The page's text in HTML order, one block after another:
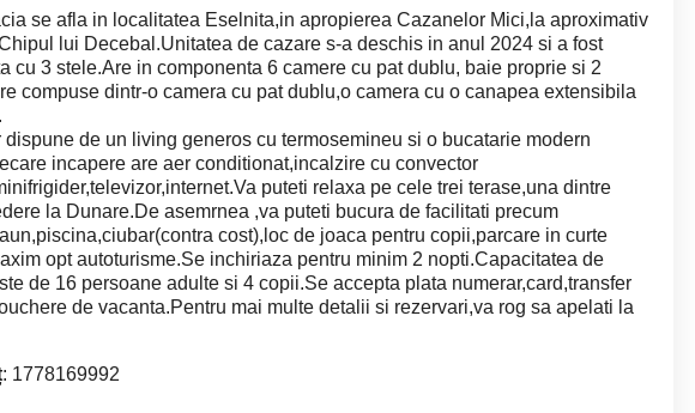
se afla in localitatea Eselnita,in apropierea Cazanelor Mici,la aproximativ
lui Decebal.Unitatea de cazare s-a deschis in anul 2024 si a fost
cu 3 stele.Are in componenta 6 camere cu pat dublu, baie proprie si 2
compuse dintr-o camera cu pat dublu,o camera cu o canapea extensibila
dispune de un living generos cu termosemineu si o bucatarie modern
incapere are aer conditionat,incalzire cu convector
puteti relaxa pe cele trei terase,una dintre
la Dunare.De asemrnea ,va puteti bucura de facilitati precum
cost),loc de joaca pentru copii,parcare in curte
opt autoturisme.Se inchiriaza pentru minim 2 nopti.Capacitatea de
de 16 persoane adulte si 4 copii.Se accepta plata numerar,card,transfer
de vacanta.Pentru mai multe detalii si rezervari,va rog sa apelati la
: 1778169992